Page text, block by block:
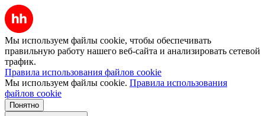
Мы используем файлы cookie, чтобы обеспечивать
правильную работу нашего веб-сайта и анализировать сетевой
трафик.
Правила использования файлов cookie
Мы используем файлы cookie. Правила использования
файлов cookie
Понятно